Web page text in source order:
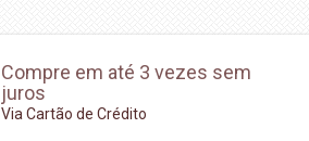
Compre em até 3 vezes sem
juros
Via Cartão de Crédito